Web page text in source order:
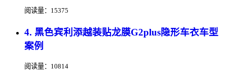
阅读量：15375
4. 黑色宾利添越装贴龙膜G2plus隐形车衣车型
案例
阅读量：10814